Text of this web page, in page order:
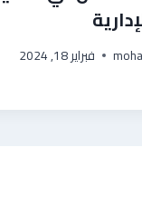
فبراير 18, 2024